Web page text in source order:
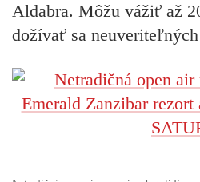
Aldabra. Môžu vážiť až
dožívať sa